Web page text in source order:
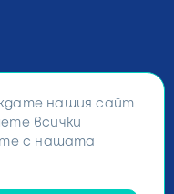
нашия сайт
всички
с нашата